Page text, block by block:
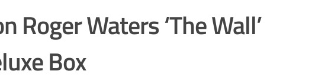
Roger Waters ‘The Wall’
Box